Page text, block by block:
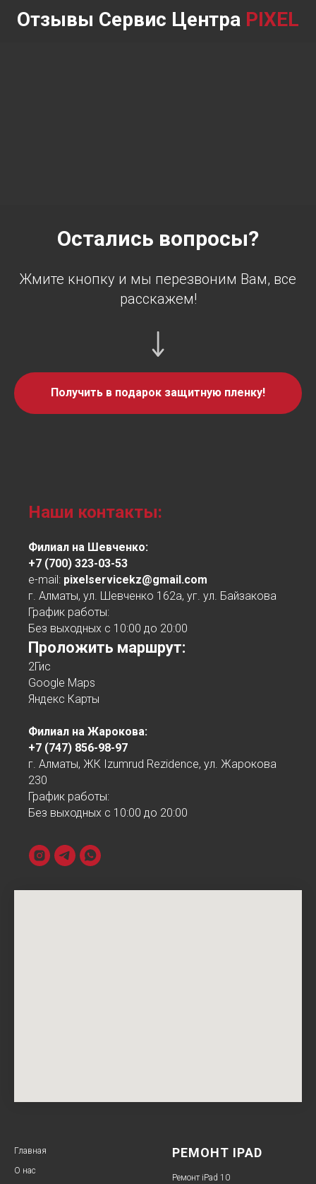
Отзывы Сервис Центра PIXEL
Остались вопросы?
Жмите кнопку и мы перезвоним Вам, все
расскажем!
Получить в подарок защитную пленку!
Наши контакты:
Филиал на Шевченко:
+7 (700) 323-03-53
e-mail: pixelservicekz@gmail.com
г. Алматы, ул. Шевченко 162а, уг. ул. Байзакова
График работы:
Без выходных с 10:00 до 20:00
Проложить маршрут:
2Гис
Google Maps
Яндекс Карты
Филиал на Жарокова:
+7 (747) 856-98-97
г. Алматы, ЖК Izumrud Rezidence, ул. Жарокова
230
График работы:
Без выходных с 10:00 до 20:00
Главная
О нас
РЕМОНТ IPAD
Ремонт iPad 10